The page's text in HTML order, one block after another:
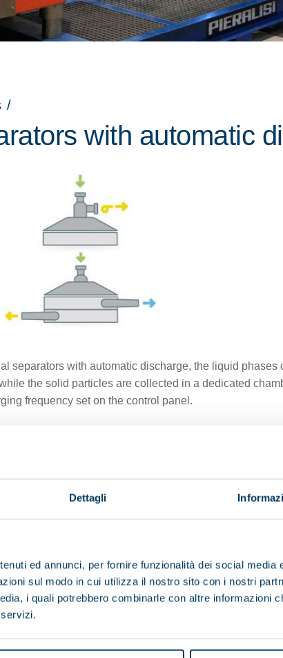
Dettagli
ed annunci, per fornire funzionalità dei social media
sul modo in cui utilizza il nostro sito con i nostri
i quali potrebbero combinarle con altre informazioni
/
with automatic
separators with automatic discharge, the liquid
the solid particles are collected in a dedicated
frequency set on the control panel.